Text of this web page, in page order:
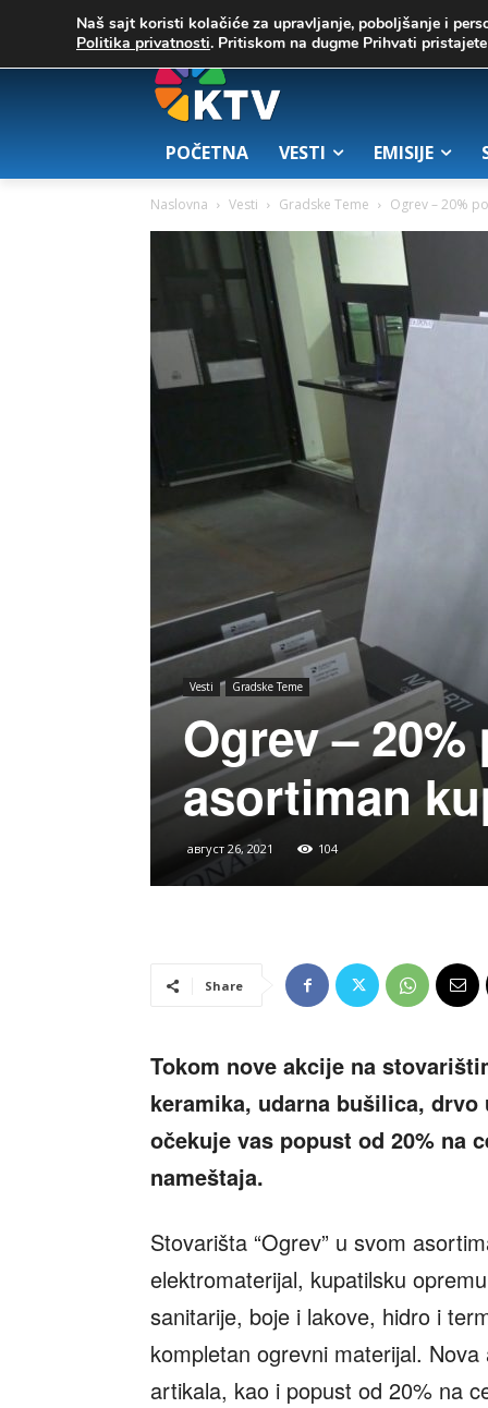
35 Zrenjanin 07. август 2026.
POČETNA VESTI EMISIJE
Naslovna Vesti Gradske Teme Ogrev – 20%
Vesti Gradske Teme
Ogrev –
asortiman
август 26, 2021 104
Share
Tokom nove akcije na
keramika, udarna bušilica,
očekuje vas popust od 20% na
nameštaja.
Stovarišta “Ogrev” u svom
elektromaterijal, kupatilsku
sanitarije, boje i lakove, hidro i
kompletan ogrevni materijal.
artikala, kao i popust od 20% na
Naš sajt koristi kolačiće za upravljanje, poboljšanje i
Politika privatnosti. Pritiskom na dugme Prihvati